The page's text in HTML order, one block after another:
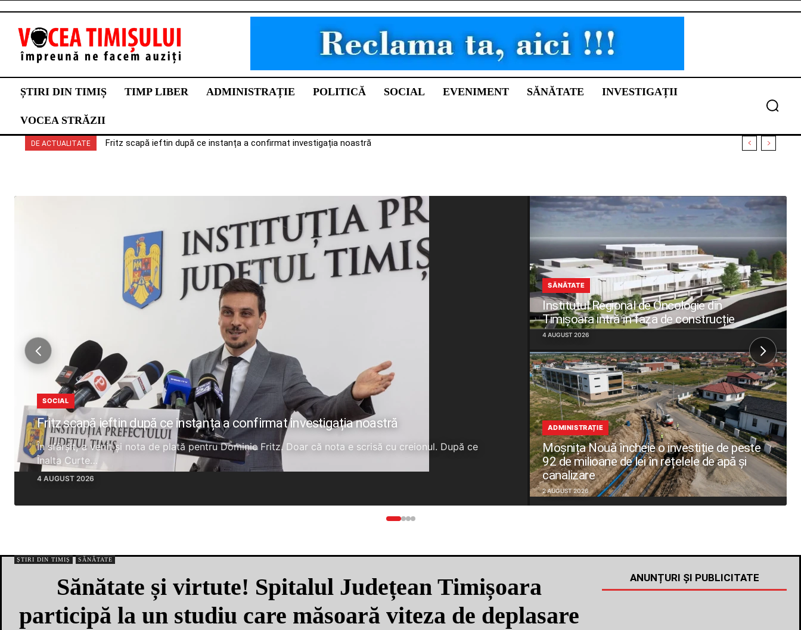
ȘTIRI DIN TIMIȘ TIMP LIBER ADMINISTRAȚIE POLITICĂ SOCIAL EVENIMENT SĂNĂTATE INVESTIGAȚII
VOCEA STRĂZII
DE ACTUALITATE Fritz scapă ieftin după ce instanța a confirmat investigația noastră
SOCIAL
Fritz scapă ieftin după ce instanța a confirmat investigația noastră
În sfârșit, a venit și nota de plată pentru Dominic Fritz. Doar că nota e scrisă cu creionul. După ce
Înalta Curte…
4 AUGUST 2026
SĂNĂTATE
Institutul Regional de Oncologie din
Timișoara intră în faza de construcție
4 AUGUST 2026
ADMINISTRAȚIE
Moșnița Nouă încheie o investiție de peste
92 de milioane de lei în rețelele de apă și
canalizare
2 AUGUST 2026
ȘTIRI DIN TIMIȘ SĂNĂTATE
Sănătate și virtute! Spitalul Județean Timișoara
participă la un studiu care măsoară viteza de deplasare
ANUNȚURI ȘI PUBLICITATE